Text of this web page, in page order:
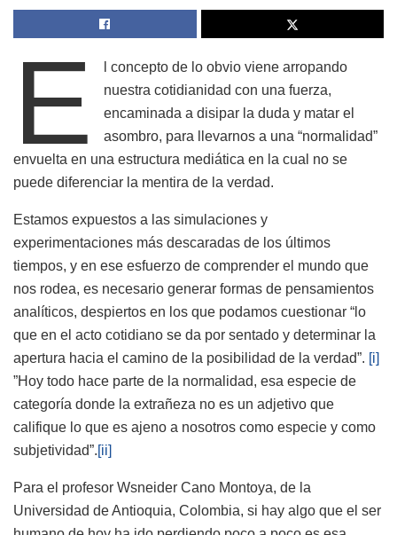
E
l concepto de lo obvio viene arropando
nuestra cotidianidad con una fuerza,
encaminada a disipar la duda y matar el
asombro, para llevarnos a una “normalidad”
envuelta en una estructura mediática en la cual no se
puede diferenciar la mentira de la verdad.
Estamos expuestos a las simulaciones y
experimentaciones más descaradas de los últimos
tiempos, y en ese esfuerzo de comprender el mundo que
nos rodea, es necesario generar formas de pensamientos
analíticos, despiertos en los que podamos cuestionar “lo
que en el acto cotidiano se da por sentado y determinar la
apertura hacia el camino de la posibilidad de la verdad”. [i]
”Hoy todo hace parte de la normalidad, esa especie de
categoría donde la extrañeza no es un adjetivo que
califique lo que es ajeno a nosotros como especie y como
subjetividad”.[ii]
Para el profesor Wsneider Cano Montoya, de la
Universidad de Antioquia, Colombia, si hay algo que el ser